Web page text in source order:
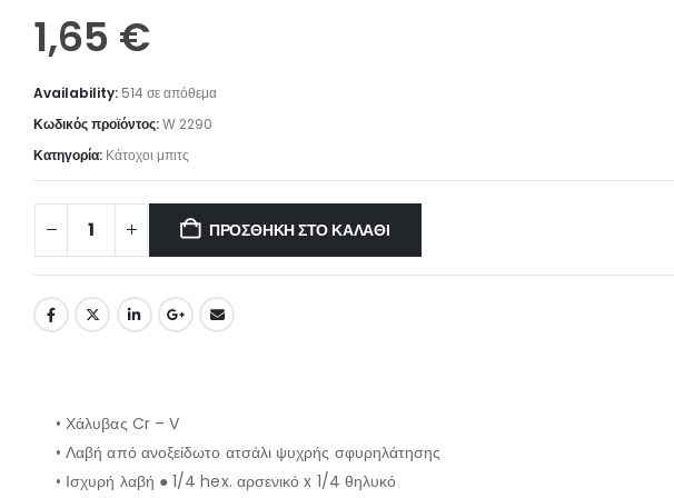
1,65 €
Availability: 514 σε απόθεμα
Κωδικός προϊόντος:W 2290
Κατηγορία: Κάτοχοι μπιτς
ΠΡΟΣΘΉΚΗ ΣΤΟ ΚΑΛΆΘΙ
• Χάλυβας Cr – V
• Λαβή από ανοξείδωτο ατσάλι ψυχρής σφυρηλάτησης
• Ισχυρή λαβή ● 1/4 hex. αρσενικό x 1/4 θηλυκό